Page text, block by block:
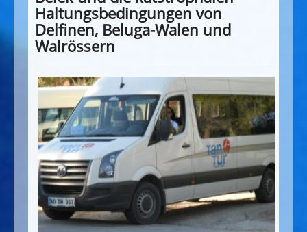
Haltungsbedingungen von
Delfinen, Beluga-Walen und
Walrössern